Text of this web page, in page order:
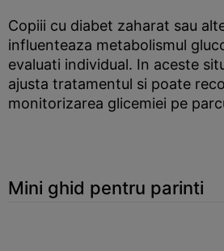
Copiii cu diabet zaharat sau
influenteaza metabolismul
evaluati individual. In aceste
ajusta tratamentul si poate
monitorizarea glicemiei pe
Mini ghid pentru parinti